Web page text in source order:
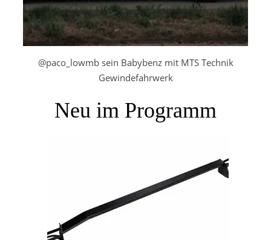
@paco_lowmb sein Babybenz mit MTS Technik
Gewindefahrwerk
Neu im Programm